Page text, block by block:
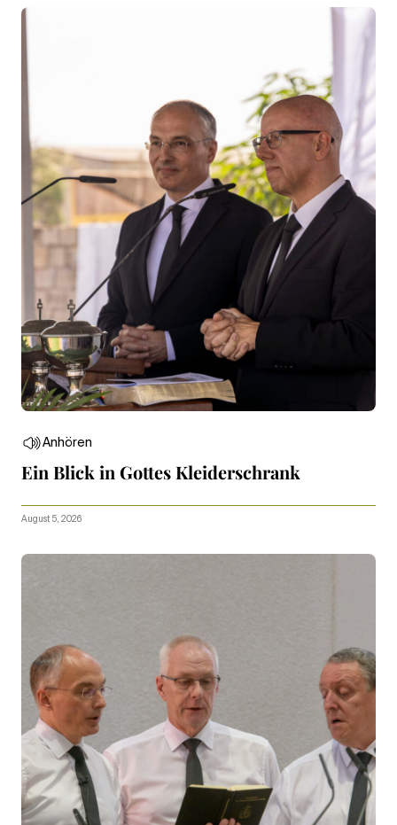
Anhören
Ein Blick in Gottes Kleiderschrank
August 5, 2026